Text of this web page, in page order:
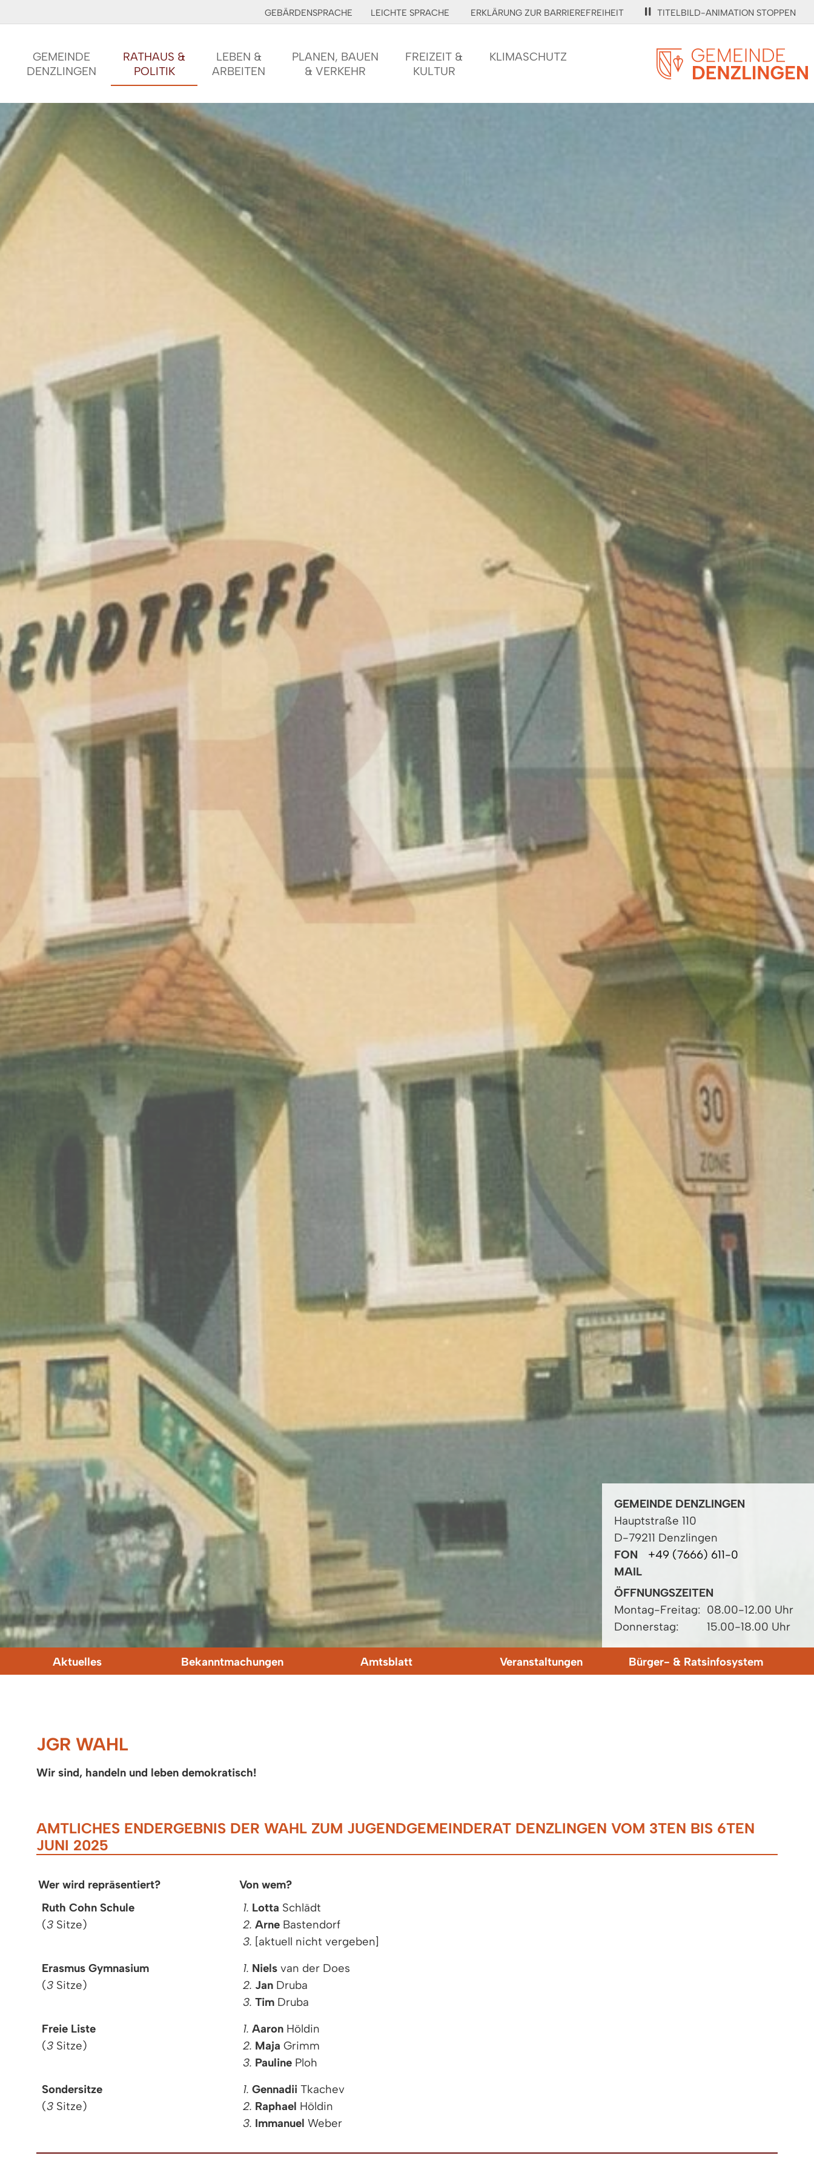
GEBÄRDENSPRACHE LEICHTE SPRACHE ERKLÄRUNG ZUR BARRIEREFREIHEIT TITELBILD-ANIMATION STOPPEN
GEMEINDE
DENZLINGEN
RATHAUS &
POLITIK
LEBEN &
ARBEITEN
PLANEN, BAUEN
& VERKEHR
FREIZEIT &
KULTUR
KLIMASCHUTZ
GEMEINDE DENZLINGEN
Hauptstraße 110
D-79211 Denzlingen
FON
+49 (7666) 611-0
MAIL
ÖFFNUNGSZEITEN
Montag-Freitag: 08.00-12.00 Uhr
Donnerstag:
15.00-18.00 Uhr
Aktuelles Bekanntmachungen Amtsblatt Veranstaltungen Bürger- & Ratsinfosystem
JGR WAHL
Wir sind, handeln und leben demokratisch!
AMTLICHES ENDERGEBNIS DER WAHL ZUM JUGENDGEMEINDERAT DENZLINGEN VOM 3TEN BIS 6TEN
JUNI 2025
Wer wird repräsentiert?
Von wem?
Ruth Cohn Schule
(3 Sitze)
1. Lotta Schlädt
2. Arne Bastendorf
3. [aktuell nicht vergeben]
Erasmus Gymnasium
(3 Sitze)
1. Niels van der Does
2. Jan Druba
3. Tim Druba
Freie Liste
(3 Sitze)
1. Aaron Höldin
2. Maja Grimm
3. Pauline Ploh
Sondersitze
(3 Sitze)
1. Gennadii Tkachev
2. Raphael Höldin
3. Immanuel Weber